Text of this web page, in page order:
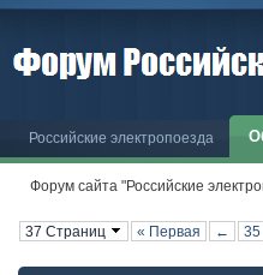
Российские электропоезда
Форум сайта "Российские
37 Страниц « Первая ← 35